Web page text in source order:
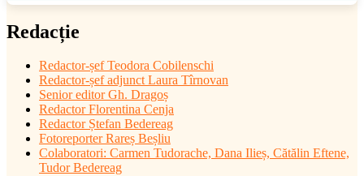
Redacție
Redactor-șefTeodora Cobilenschi
Redactor-șef adjunct Laura Tîrnovan
Senior editor Gh. Dragoș
Redactor Florentina Cenja
Redactor Ștefan Bedereag
Fotoreporter Rareș Beșliu
Colaboratori: Carmen Tudorache, Dana Ilieș, Cătălin Eftene,
Tudor Bedereag